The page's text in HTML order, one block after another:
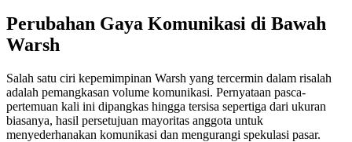
Perubahan Gaya Komunikasi di Bawah
Warsh
Salah satu ciri kepemimpinan Warsh yang tercermin dalam risalah
adalah pemangkasan volume komunikasi. Pernyataan pasca-
pertemuan kali ini dipangkas hingga tersisa sepertiga dari ukuran
biasanya, hasil persetujuan mayoritas anggota untuk
menyederhanakan komunikasi dan mengurangi spekulasi pasar.